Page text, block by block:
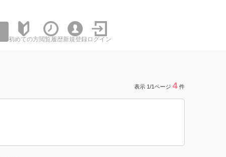
初めての方閲覧履歴新規登録 ログイン
表示 1/1ページ 4 件